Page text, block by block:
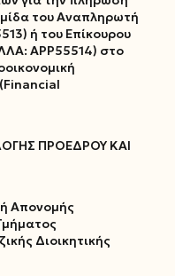
του Αναπληρωτή
ή του Επίκουρου
ΑΡΡ55514) στο
ΠΡΟΕΔΡΟΥ ΚΑΙ
Απονομής
Διοικητικής